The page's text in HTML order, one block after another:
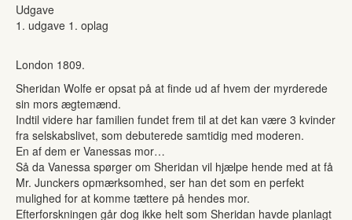
Udgave
1. udgave 1. oplag
London 1809.
Sheridan Wolfe er opsat på at finde ud af hvem der myrderede
sin mors ægtemænd.
Indtil videre har familien fundet frem til at det kan være 3 kvinder
fra selskabslivet, som debuterede samtidig med moderen.
En af dem er Vanessas mor…
Så da Vanessa spørger om Sheridan vil hjælpe hende med at få
Mr. Junckers opmærksomhed, ser han det som en perfekt
mulighed for at komme tættere på hendes mor.
Efterforskningen går dog ikke helt som Sheridan havde planlagt